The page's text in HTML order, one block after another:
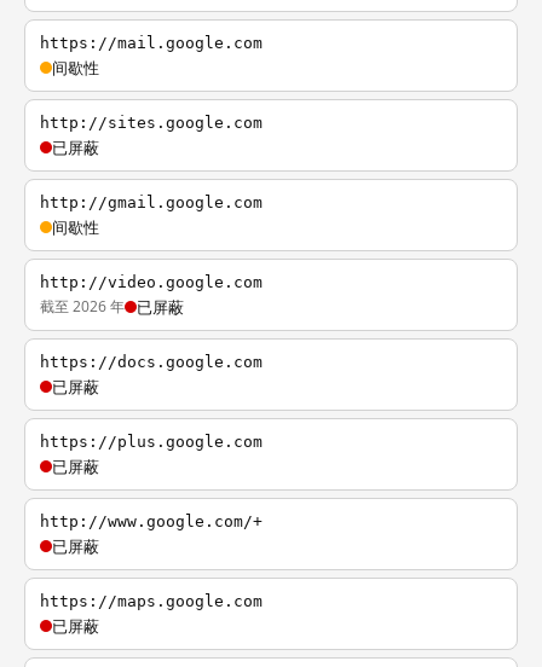
https://mail.google.com
间歇性
http://sites.google.com
已屏蔽
http://gmail.google.com
间歇性
http://video.google.com
截至 2026 年 已屏蔽
https://docs.google.com
已屏蔽
https://plus.google.com
已屏蔽
http://www.google.com/+
已屏蔽
https://maps.google.com
已屏蔽